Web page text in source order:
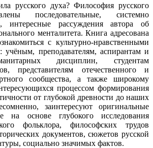
русского духа? Философия русского
последовательные, системно
интересные рассуждения автора об
менталитета. Книга адресована
с культурно-нравственными
учёным, преподавателям, аспирантам и
дисциплин, студентам
представителям отечественного и
сообщества, а также широкому
процессом формирования
от глубокой древности до наших
заинтересуют оригинальные
на основе глубокого исследования
фольклора, философских трудов
документов, сюжетов русской
социально значимых фактов.